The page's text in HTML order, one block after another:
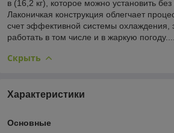
в (16,2 кг), которое можно установить
Лаконичкая конструкция облегчает
счет эффективной системы охлаждения,
работать в том числе и в жаркую погоду....
Скрыть
Характеристики
Основные